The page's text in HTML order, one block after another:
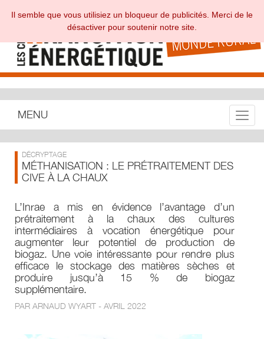
MENU
DÉCRYPTAGE
MÉTHANISATION : LE PRÉTRAITEMENT DES
CIVE À LA CHAUX
L’Inrae a mis en évidence l’avantage d’un
prétraitement à la chaux des cultures
intermédiaires à vocation énergétique pour
augmenter leur potentiel de production de
biogaz. Une voie intéressante pour rendre plus
efficace le stockage des matières sèches et
produire jusqu’à 15 % de biogaz
supplémentaire.
PAR ARNAUD WYART - AVRIL 2022
Il semble que vous utilisiez un bloqueur de publicités. Merci de le
désactiver pour soutenir notre site.